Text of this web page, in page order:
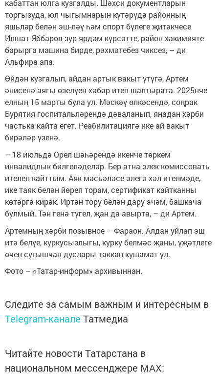
кабаттан юлга кузгалды. Шәхси документларын
торгызуда, юл чыгымнарын күтәрүдә районның
яшьләр белән эш-ләү һәм спорт бүлеге җитәкчесе
Илшат Яббаров зур ярдәм күрсәтте, район хакимияте
барырга машина бирде, рәхмәтебез чиксез, – ди
Альфира апа.
Өйдән кузгалып, айдан артык вакыт үтүгә, Артем
әнисенә аягы өзелүен хәбәр итеп шалтырата. 2025нче
елның 15 марты була ул. Мәскәү өлкәсендә, соңрак
Бурятия госпитальләрендә дәваланып, яңадан хәрби
частька кайта егет. Реабилитациягә ике ай вакыт
бирәләр үзенә.
– 18 июльдә Орел шәһәрендә икенче төркем
инвалидлык билгеләделәр. Бер атна элек комиссовать
ителеп кайттым. Аяк мәсьәләсе әлегә хәл ителмәде,
ике таяк белән йөреп торам, сертификат кайтканны
көтәргә кирәк. Иртән тору белән дару эчәм, башкача
булмый. Тән генә түгел, җан да авырта, – ди Артем.
Артемның хәрби позывное – Фараон. Алдан уйлап эш
итә белүе, куркусызлыгы, курку белмәс җаны, үҗәтлеге
өчен сугышчан дуслары таккан кушамат ул.
Фото – «Татар-информ» архивыннан.
Следите за самым важным и интересным в
Telegram-канале Татмедиа
Читайте новости Татарстана в
национальном мессенджере MАХ: